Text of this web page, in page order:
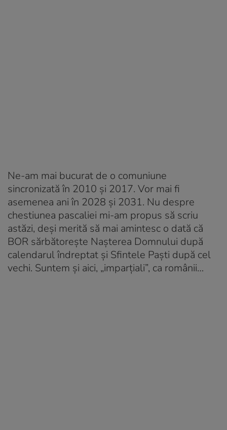
Ne-am mai bucurat de o comuniune
sincronizată în 2010 și 2017. Vor mai fi
asemenea ani în 2028 și 2031. Nu despre
chestiunea pascaliei mi-am propus să scriu
astăzi, deși merită să mai amintesc o dată că
BOR sărbătorește Nașterea Domnului după
calendarul îndreptat și Sfintele Paști după cel
vechi. Suntem și aici, „imparțiali”, ca românii…